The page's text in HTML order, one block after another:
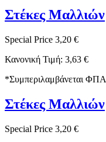
Στέκες Μαλλιών
Special Price 3,20 €
Κανονική Τιμή: 3,63 €
*Συμπεριλαμβάνεται ΦΠΑ
Στέκες Μαλλιών
Special Price 3,20 €